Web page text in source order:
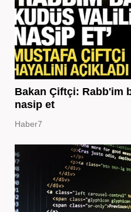
Bakan Çiftçi: Rabb'im
nasip et
Haber7